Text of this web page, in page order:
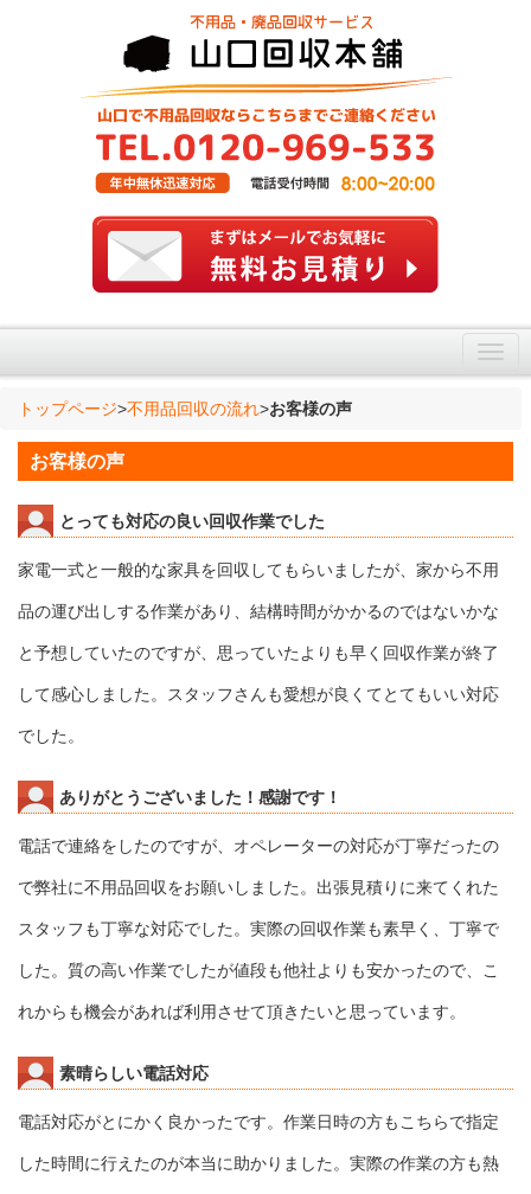
トップページ>不用品回収の流れ>お客様の声
お客様の声
とっても対応の良い回収作業でした
家電一式と一般的な家具を回収してもらいましたが、家から不用
品の運び出しする作業があり、結構時間がかかるのではないかな
と予想していたのですが、思っていたよりも早く回収作業が終了
して感心しました。スタッフさんも愛想が良くてとてもいい対応
でした。
ありがとうございました！感謝です！
電話で連絡をしたのですが、オペレーターの対応が丁寧だったの
で弊社に不用品回収をお願いしました。出張見積りに来てくれた
スタッフも丁寧な対応でした。実際の回収作業も素早く、丁寧で
した。質の高い作業でしたが値段も他社よりも安かったので、こ
れからも機会があれば利用させて頂きたいと思っています。
素晴らしい電話対応
電話対応がとにかく良かったです。作業日時の方もこちらで指定
した時間に行えたのが本当に助かりました。実際の作業の方も熱